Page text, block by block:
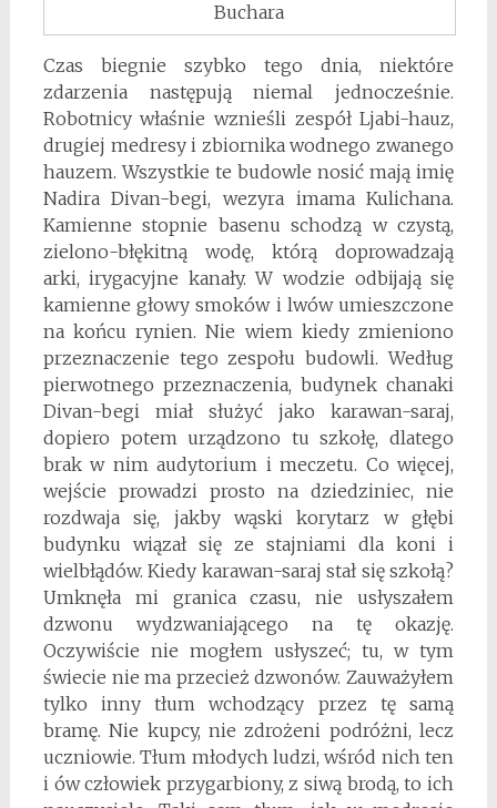
Buchara
Czas biegnie szybko tego dnia, niektóre
zdarzenia następują niemal jednocześnie.
Robotnicy właśnie wznieśli zespół Ljabi-hauz,
drugiej medresy i zbiornika wodnego zwanego
hauzem. Wszystkie te budowle nosić mają imię
Nadira Divan-begi, wezyra imama Kulichana.
Kamienne stopnie basenu schodzą w czystą,
zielono-błękitną wodę, którą doprowadzają
arki, irygacyjne kanały. W wodzie odbijają się
kamienne głowy smoków i lwów umieszczone
na końcu rynien. Nie wiem kiedy zmieniono
przeznaczenie tego zespołu budowli. Według
pierwotnego przeznaczenia, budynek chanaki
Divan-begi miał służyć jako karawan-saraj,
dopiero potem urządzono tu szkołę, dlatego
brak w nim audytorium i meczetu. Co więcej,
wejście prowadzi prosto na dziedziniec, nie
rozdwaja się, jakby wąski korytarz w głębi
budynku wiązał się ze stajniami dla koni i
wielbłądów. Kiedy karawan-saraj stał się szkołą?
Umknęła mi granica czasu, nie usłyszałem
dzwonu wydzwaniającego na tę okazję.
Oczywiście nie mogłem usłyszeć; tu, w tym
świecie nie ma przecież dzwonów. Zauważyłem
tylko inny tłum wchodzący przez tę samą
bramę. Nie kupcy, nie zdrożeni podróżni, lecz
uczniowie. Tłum młodych ludzi, wśród nich ten
i ów człowiek przygarbiony, z siwą brodą, to ich